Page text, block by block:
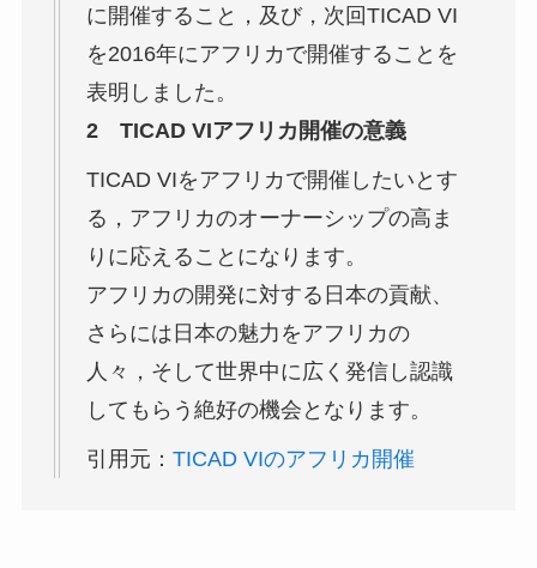
に開催すること，及び，次回TICAD VI
を2016年にアフリカで開催することを
表明しました。
2 TICAD VIアフリカ開催の意義
TICAD VIをアフリカで開催したいとす
る，アフリカのオーナーシップの高ま
りに応えることになります。
アフリカの開発に対する日本の貢献、
さらには日本の魅力をアフリカの
人々，そして世界中に広く発信し認識
してもらう絶好の機会となります。
引用元： TICAD VIのアフリカ開催